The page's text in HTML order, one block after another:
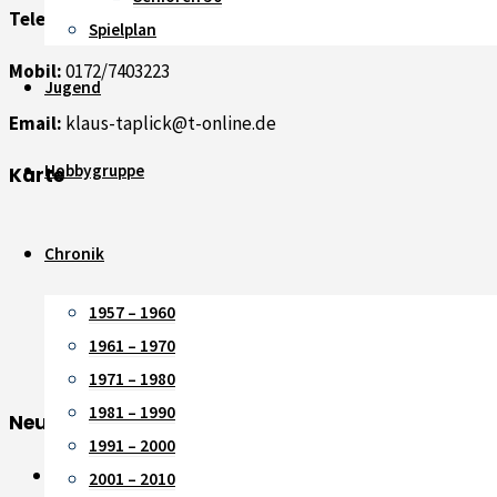
Spielplan
Jugend
Hobbygruppe
Chronik
1957 – 1960
1961 – 1970
1971 – 1980
1981 – 1990
1991 – 2000
2001 – 2010
Telefon: 02163/450711
Mobil:0172/7403223
Email: klaus-taplick@t-online.de
Karte
Neue Beiträge
Saisonheft 2026 ist online